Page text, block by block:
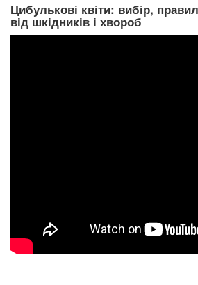
Цибулькові квіти: вибір,
від шкідників і хвороб